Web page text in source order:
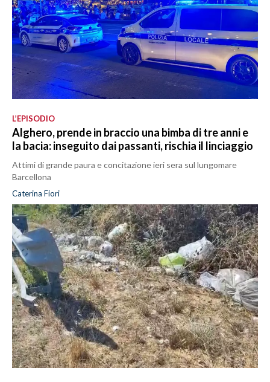
L’EPISODIO
Alghero, prende in braccio una bimba di tre anni e
la bacia: inseguito dai passanti, rischia il linciaggio
Attimi di grande paura e concitazione ieri sera sul lungomare
Barcellona
Caterina Fiori